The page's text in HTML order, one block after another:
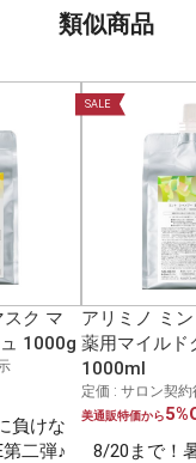
類似商品
ク マ
1000g
負けな
第二弾♪
SALE
アリミノ ミ
薬用マイルド
1000ml
定価 : サロン契
美通販特価から
8/20まで！